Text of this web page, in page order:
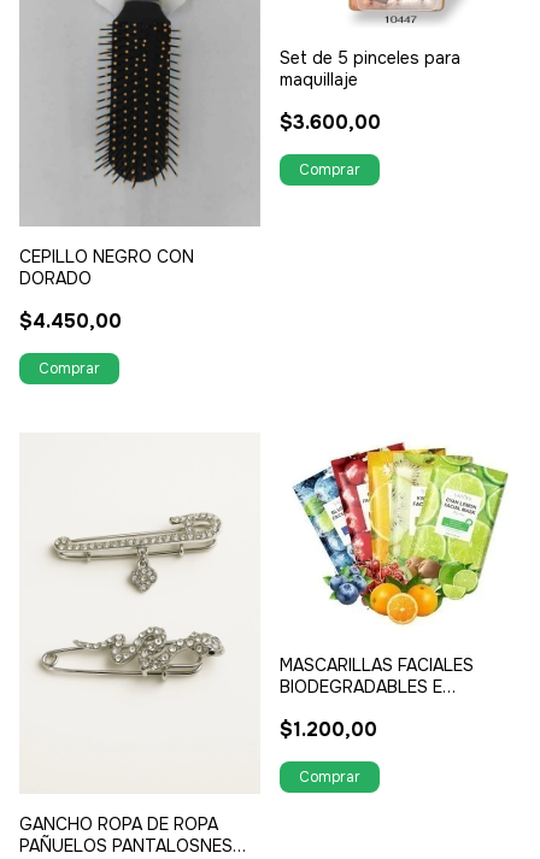
CEPILLO NEGRO CON
DORADO
$4.450,00
Set de 5 pinceles para
maquillaje
$3.600,00
GANCHO ROPA DE ROPA
PAÑUELOS PANTALOSNES
MASCARILLAS FACIALES
BIODEGRADABLES E
$1.200,00